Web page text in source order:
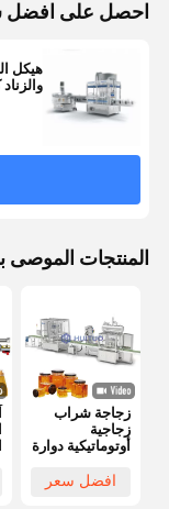
احصل على افضل
هيكل
والزناد
المنتجات الموصى
زجاجة شراب
زجاجية
أوتوماتيكية دوارة
افضل سعر